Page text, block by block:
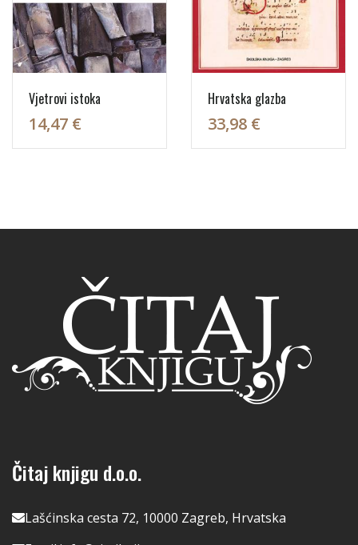
Vjetrovi istoka
14,47 €
Hrvatska glazba
33,98 €
Čitaj knjigu d.o.o.
Lašćinska cesta 72, 10000 Zagreb, Hrvatska